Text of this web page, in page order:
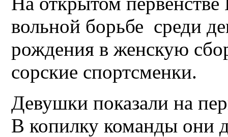
вольной борьбе среди
рождения в женскую
сорские спортсменки.
Девушки показали на
В копилку команды они